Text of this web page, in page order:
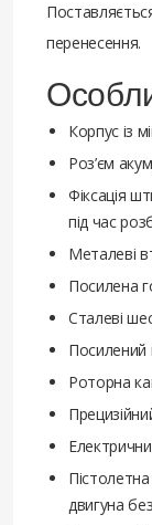
перенесення.
Корпус із
Роз’єм
Фіксація
під час
Металеві
Посилена
Сталеві
Посилений
Роторна
двигуна